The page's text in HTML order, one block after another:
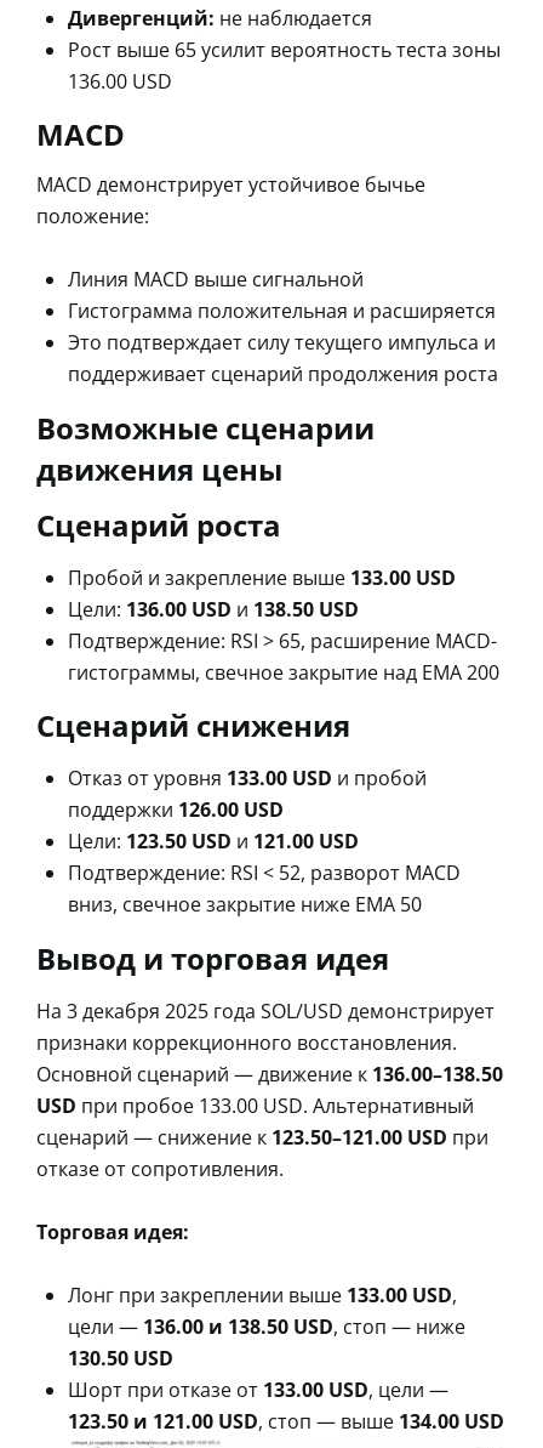
Дивергенций: не наблюдается
Рост выше 65 усилит вероятность теста зоны
136.00 USD
MACD
MACD демонстрирует устойчивое бычье
положение:
Линия MACD выше сигнальной
Гистограмма положительная и расширяется
Это подтверждает силу текущего импульса и
поддерживает сценарий продолжения роста
Возможные сценарии
движения цены
Сценарий роста
Пробой и закрепление выше 133.00 USD
Цели: 136.00 USD и 138.50 USD
Подтверждение: RSI > 65, расширение MACD-
гистограммы, свечное закрытие над EMA 200
Сценарий снижения
Отказ от уровня 133.00 USD и пробой
поддержки 126.00 USD
Цели: 123.50 USD и 121.00 USD
Подтверждение: RSI < 52, разворот MACD
вниз, свечное закрытие ниже EMA 50
Вывод и торговая идея
На 3 декабря 2025 года SOL/USD демонстрирует
признаки коррекционного восстановления.
Основной сценарий — движение к 136.00–138.50
USD при пробое 133.00 USD. Альтернативный
сценарий — снижение к 123.50–121.00 USD при
отказе от сопротивления.
Торговая идея:
Лонг при закреплении выше 133.00 USD,
цели — 136.00 и 138.50 USD, стоп — ниже
130.50 USD
Шорт при отказе от 133.00 USD, цели —
123.50 и 121.00 USD, стоп — выше 134.00 USD